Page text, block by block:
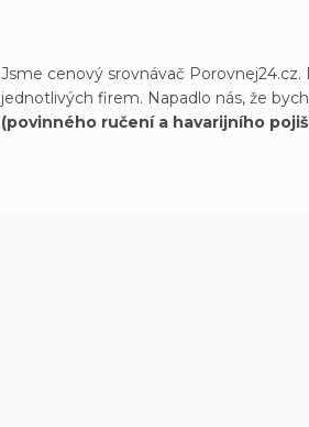
Jsme cenový srovnávač
jednotlivých firem. Napadlo nás, že
(povinného ručení a havarijního